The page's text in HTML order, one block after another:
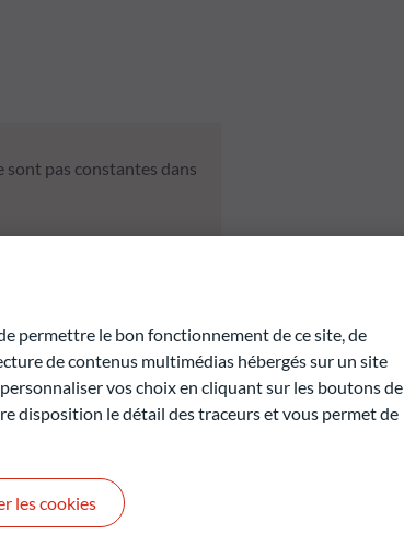
sont pas constantes dans
liquidative au 06.08.2026
permettre le bon fonctionnement de ce site, de
de contenus multimédias hébergés sur un site
vos choix en cliquant sur les boutons de
disposition le détail des traceurs et vous permet de
les cookies